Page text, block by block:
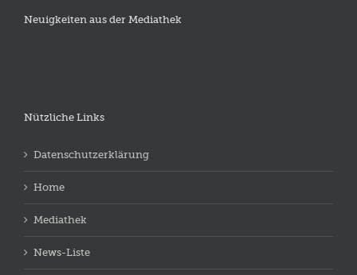
Neuigkeiten aus der Mediathek
Nützliche Links
Datenschutzerklärung
Home
Mediathek
News-Liste